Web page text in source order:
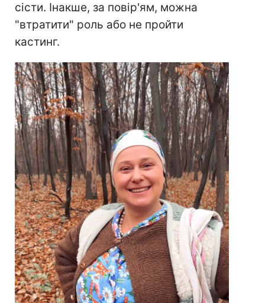
сісти. Інакше, за повір'ям, можна
"втратити" роль або не пройти
кастинг.